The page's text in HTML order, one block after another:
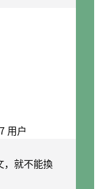
用户
，就不能換